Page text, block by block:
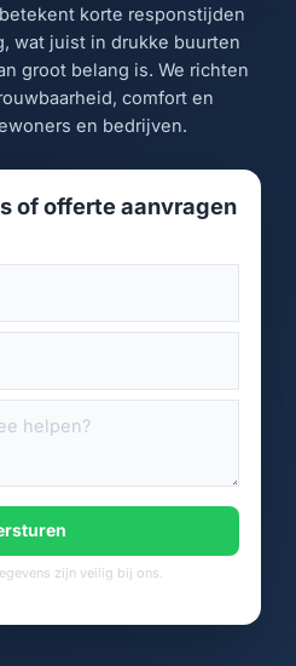
korte responstijden
wat juist in drukke buurten
groot belang is. We richten
comfort en
en bedrijven.
of offerte aanvragen
zijn veilig bij ons.